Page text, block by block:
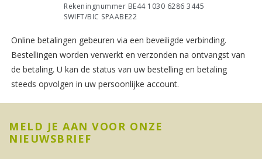
Rekeningnummer BE44 1030 6286 3445
SWIFT/BIC SPAABE22
Online betalingen gebeuren via een beveiligde verbinding.
Bestellingen worden verwerkt en verzonden na ontvangst van
de betaling. U kan de status van uw bestelling en betaling
steeds opvolgen in uw persoonlijke account.
MELD JE AAN VOOR ONZE
NIEUWSBRIEF